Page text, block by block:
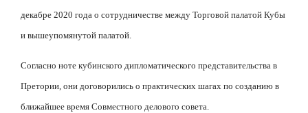
декабре 2020 года о сотрудничестве между Торговой палатой Кубы
и вышеупомянутой палатой.
Согласно ноте кубинского дипломатического представительства в
Претории, они договорились о практических шагах по созданию в
ближайшее время Совместного делового совета.